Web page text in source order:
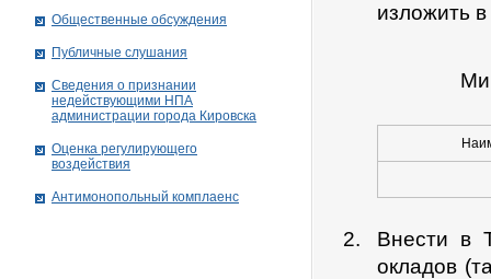
изложить
Внести в
окладов
Общественные обсуждения
Публичные слушания
Сведения о признании
недействующими НПА
администрации города Кировскa
Оценка регулирующего
воздействия
Антимонопольный комплаенс